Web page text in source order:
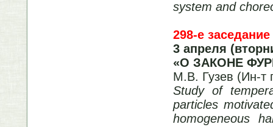
system and
298-е заседание
3 апреля
«О ЗАКОНЕ
М.В. Гузев (Ин-т
Study of
particles
homogeneous